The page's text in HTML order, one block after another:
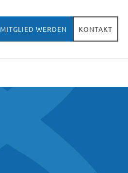
MITGLIED WERDEN KONTAKT